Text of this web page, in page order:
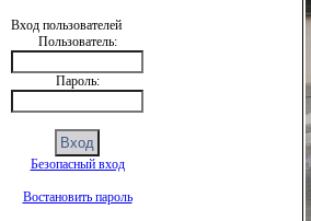
Вход пользователей
Пользователь:
Пароль:
Безопасный вход
Востановить пароль